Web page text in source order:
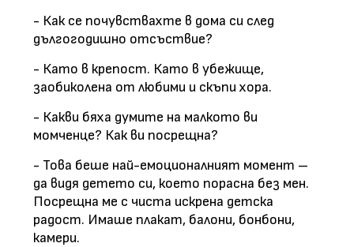
- Как се почувствахте в дома си след
дългогодишно отсъствие?
- Като в крепост. Като в убежище,
заобиколена от любими и скъпи хора.
- Какви бяха думите на малкото ви
момченце? Как ви посрещна?
- Това беше най-емоционалният момент –
да видя детето си, което порасна без мен.
Посрещна ме с чиста искрена детска
радост. Имаше плакат, балони, бонбони,
камери.